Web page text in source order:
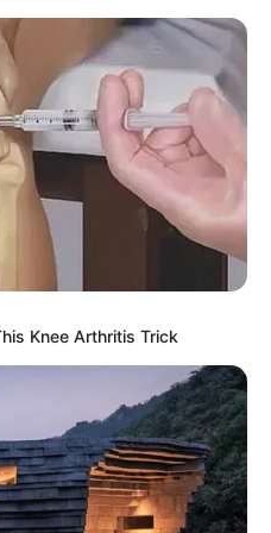
film Francisa
w
również
Knee Arthritis Trick